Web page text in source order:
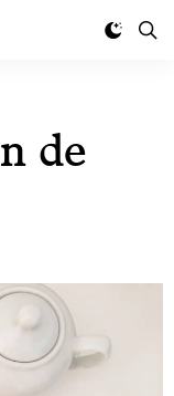
de